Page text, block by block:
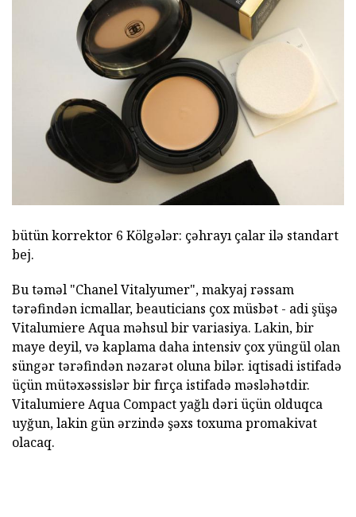
bütün korrektor 6 Kölgələr: çəhrayı çalar ilə standart
bej.
Bu təməl "Chanel Vitalyumer", makyaj rəssam
tərəfindən icmallar, beauticians çox müsbət - adi şüşə
Vitalumiere Aqua məhsul bir variasiya. Lakin, bir
maye deyil, və kaplama daha intensiv çox yüngül olan
süngər tərəfindən nəzarət oluna bilər. iqtisadi istifadə
üçün mütəxəssislər bir fırça istifadə məsləhətdir.
Vitalumiere Aqua Compact yağlı dəri üçün olduqca
uyğun, lakin gün ərzində şəxs toxuma promakivat
olacaq.